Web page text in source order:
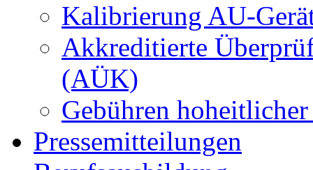
Kalibrierung AU-
Akkreditierte
(AÜK)
Gebühren
Pressemitteilungen